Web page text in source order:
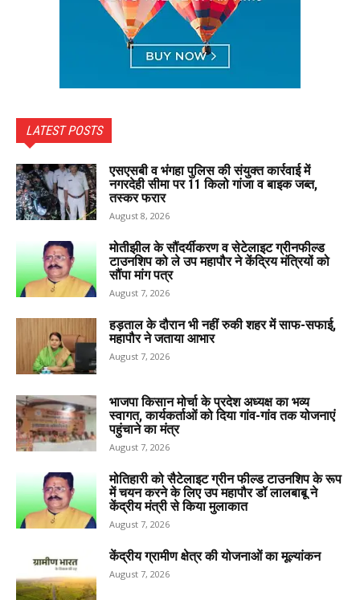
LATEST POSTS
एसएसबी व भंगहा पुलिस की संयुक्त कार्रवाई में
नगरदेही सीमा पर 11 किलो गांजा व बाइक जब्त,
तस्कर फरार
August 8, 2026
मोतीझील के सौंदर्यीकरण व सेटेलाइट ग्रीनफील्ड
टाउनशिप को ले उप महापौर ने केंद्रिय मंत्रियों को
सौंपा मांग पत्र
August 7, 2026
हड़ताल के दौरान भी नहीं रुकी शहर में साफ-सफाई,
महापौर ने जताया आभार
August 7, 2026
भाजपा किसान मोर्चा के प्रदेश अध्यक्ष का भव्य
स्वागत, कार्यकर्ताओं को दिया गांव-गांव तक योजनाएं
पहुंचाने का मंत्र
August 7, 2026
मोतिहारी को सैटेलाइट ग्रीन फील्ड टाउनशिप के रूप
में चयन करने के लिए उप महापौर डॉ लालबाबू ने
केंद्रीय मंत्री से किया मुलाकात
August 7, 2026
केंद्रीय ग्रामीण क्षेत्र की योजनाओं का मूल्यांकन
August 7, 2026